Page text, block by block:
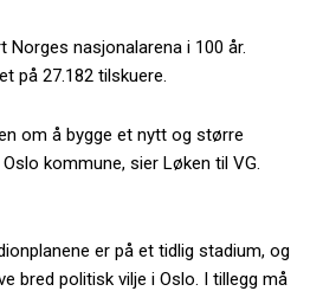
nasjonalarena i 100 år.
på 27.182 tilskuere.
om å bygge et nytt og større
kommune, sier Løken til VG.
er på et tidlig stadium, og
bred politisk vilje i Oslo. I tillegg må